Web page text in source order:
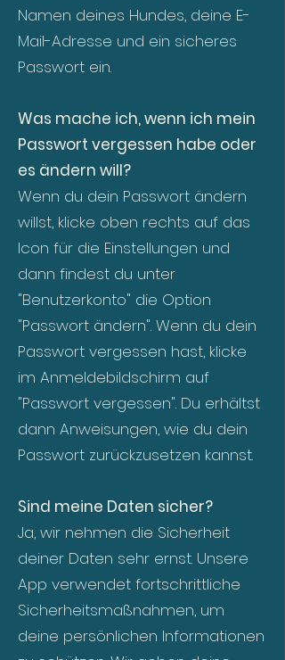
Namen deines Hundes, deine E-
Mail-Adresse und ein sicheres
Passwort ein.
Was mache ich, wenn ich mein
Passwort vergessen habe oder
es ändern will?
Wenn du dein Passwort ändern
willst, klicke oben rechts auf das
Icon für die Einstellungen und
dann findest du unter
"Benutzerkonto" die Option
"Passwort ändern". Wenn du dein
Passwort vergessen hast, klicke
im Anmeldebildschirm auf
"Passwort vergessen". Du erhältst
dann Anweisungen, wie du dein
Passwort zurückzusetzen kannst.
Sind meine Daten sicher?
Ja, wir nehmen die Sicherheit
deiner Daten sehr ernst. Unsere
App verwendet fortschrittliche
Sicherheitsmaßnahmen, um
deine persönlichen Informationen